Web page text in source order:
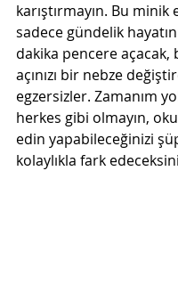
karıştırmayın. Bu minik
sadece gündelik
dakika pencere açacak,
açınızı bir nebze
egzersizler. Zamanım
herkes gibi olmayın,
edin yapabileceğinizi
kolaylıkla fark